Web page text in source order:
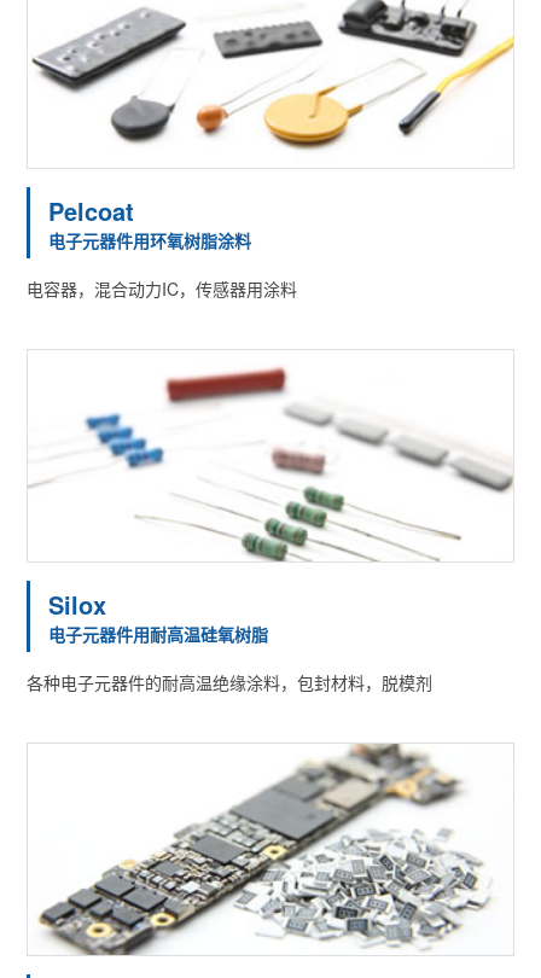
Pelcoat
电子元器件用环氧树脂涂料
电容器，混合动力IC，传感器用涂料
Silox
电子元器件用耐高温硅氧树脂
各种电子元器件的耐高温绝缘涂料，包封材料，脱模剂